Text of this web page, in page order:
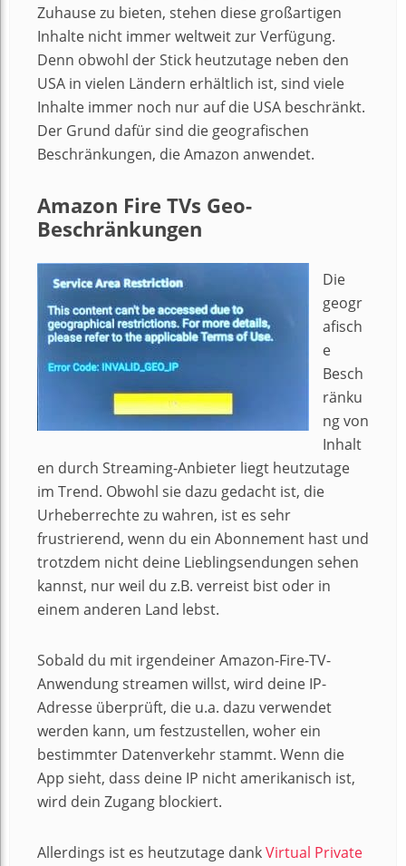
Zuhause zu bieten, stehen diese großartigen
Inhalte nicht immer weltweit zur Verfügung.
Denn obwohl der Stick heutzutage neben den
USA in vielen Ländern erhältlich ist, sind viele
Inhalte immer noch nur auf die USA beschränkt.
Der Grund dafür sind die geografischen
Beschränkungen, die Amazon anwendet.
Amazon Fire TVs Geo-
Beschränkungen
Die
geogr
afisch
e
Besch
ränku
ng von
Inhalt
en durch Streaming-Anbieter liegt heutzutage
im Trend. Obwohl sie dazu gedacht ist, die
Urheberrechte zu wahren, ist es sehr
frustrierend, wenn du ein Abonnement hast und
trotzdem nicht deine Lieblingsendungen sehen
kannst, nur weil du z.B. verreist bist oder in
einem anderen Land lebst.
Sobald du mit irgendeiner Amazon-Fire-TV-
Anwendung streamen willst, wird deine IP-
Adresse überprüft, die u.a. dazu verwendet
werden kann, um festzustellen, woher ein
bestimmter Datenverkehr stammt. Wenn die
App sieht, dass deine IP nicht amerikanisch ist,
wird dein Zugang blockiert.
Allerdings ist es heutzutage dankVirtual Private